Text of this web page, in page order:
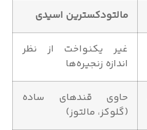
مالتودکسترین اسیدی
غیر یکنواخت از نظر
اندازه زنجیره‌ها
حاوی قند‌‌های ساده
(گلوکز، مالتوز)